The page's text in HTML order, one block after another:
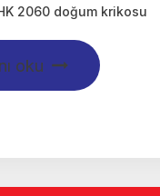
2060 doğum krikosu
oku